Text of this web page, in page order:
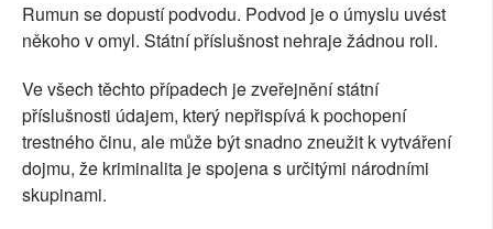
Rumun se dopustí podvodu. Podvod je o úmyslu uvést
někoho v omyl. Státní příslušnost nehraje žádnou roli.
Ve všech těchto případech je zveřejnění státní
příslušnosti údajem, který nepřispívá k pochopení
trestného činu, ale může být snadno zneužit k vytváření
dojmu, že kriminalita je spojena s určitými národními
skupinami.